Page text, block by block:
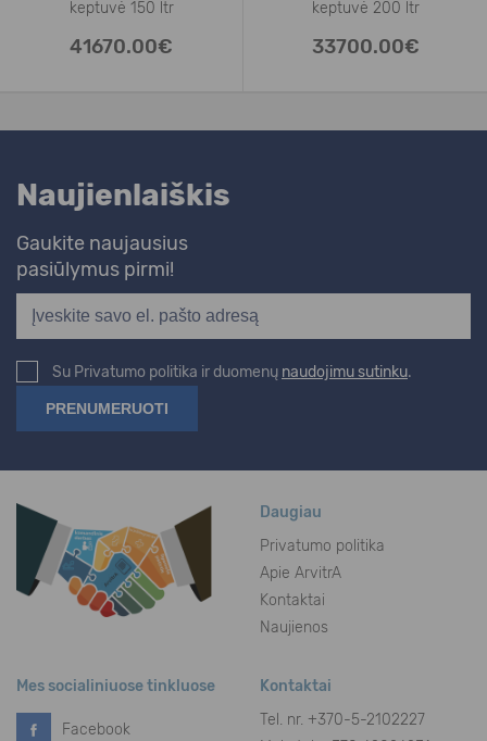
keptuvė 150 ltr
41670.00€
keptuvė 200 ltr
33700.00€
Naujienlaiškis
Gaukite naujausius
pasiūlymus pirmi!
Su Privatumo politika ir duomenų naudojimu sutinku.
Daugiau
Privatumo politika
Apie ArvitrA
Kontaktai
Naujienos
Mes socialiniuose tinkluose
Facebook
Kontaktai
Tel. nr. +370-5-2102227